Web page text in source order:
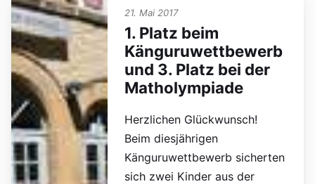
21. Mai 2017
1. Platz beim
Känguruwettbewerb
und 3. Platz bei der
Matholympiade
Herzlichen Glückwunsch!
Beim diesjährigen
Känguruwettbewerb sicherten
sich zwei Kinder aus der